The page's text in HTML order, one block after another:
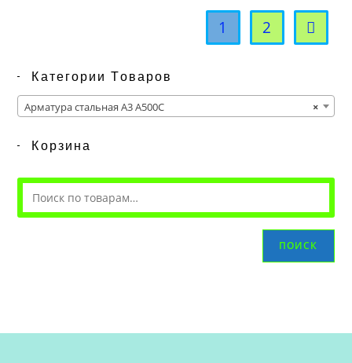
1 2
Категории Товаров
×
Арматура стальная А3 А500С
Корзина
ПОИСК